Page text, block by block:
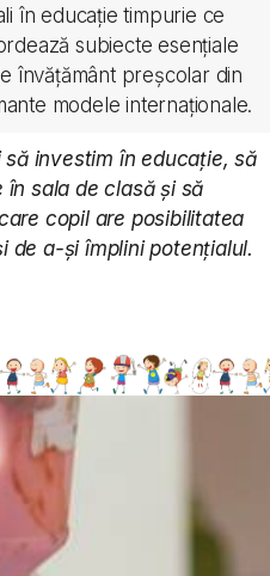
în educație timpurie ce
subiecte esențiale
învățământ preșcolar din
modele internaționale.
investim în educație, să
sala de clasă și să
copil are posibilitatea
de a-și împlini potențialul.